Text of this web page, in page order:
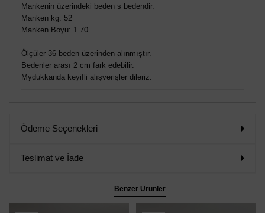
Mankenin üzerindeki beden s bedendir.
Manken kg: 52
Manken Boyu: 1.70
Ölçüler 36 beden üzerinden alınmıştır.
Bedenler arası 2 cm fark edebilir.
Mydukkanda keyifli alışverişler dileriz.
Ödeme Seçenekleri
Teslimat ve İade
Benzer Ürünler